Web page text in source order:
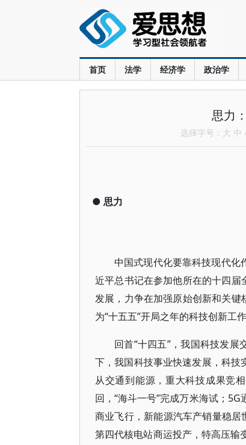
首页 法学 经济学 政治学
思力
选择字号： 大 中
● 思力
中国式现代化要靠科技现代化
近平总书记在参加他所在的十四
发展，力争在加强原始创新和关键
为“十五五”开局之年的科技创新工
回首“十四五”，我国科技发
下，我国科技事业快速发展，科技
从交通到能源，重大科技成果竞
回，“海斗一号”完成万米海试；
商业飞行，新能源汽车产销量稳
第四代核电站商运投产，特高压输